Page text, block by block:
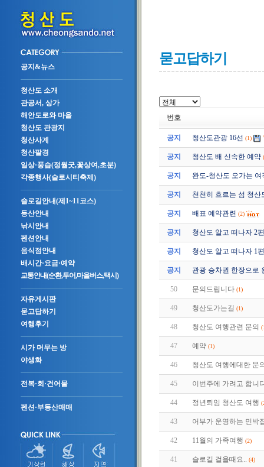
공지&뉴스
청산도 소개
관공서, 상가
해안도로와 마을
청산도 관광지
청산사계
청산팔경
일상·풍습(정월굿,꽃상여,초분)
각종행사(슬로시티축제)
슬로길안내(제1~11코스)
등산안내
낚시안내
펜션안내
음식점안내
배시간·요금·예약
교통안내(순환,투어,마을버스,택시)
자유게시판
묻고답하기
여행후기
시가 머무는 방
야생화
전복·회·건어물
펜션·부동산매매
묻고답하기
번호
공지 청산도관광 16선 (1)
공지 청산도 배 신속한 예약
공지 완도-청산도 오가는
공지 천천히 흐르는 섬 청산
공지 배표 예약관련 (2)
공지 청산도 알고 떠나자 2
공지 청산도 알고 떠나자 1
공지 관광 승차권 한장으로
50 문의드립니다 (1)
49 청산도가는길 (1)
48 청산도 여행관련 문의
47 예약 (1)
46 청산도 여행에대한 문
45 이번주에 가려고 합니
44 정년퇴임 청산도 여행
43 어부가 운영하는 민박
42 11월의 가족여행 (2)
41 슬로길 걸을때요.. (4)